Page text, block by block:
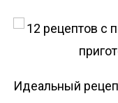
Идеальный